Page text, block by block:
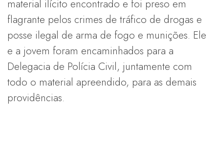
material ilícito encontrado e foi preso em
flagrante pelos crimes de tráfico de drogas e
posse ilegal de arma de fogo e munições. Ele
e a jovem foram encaminhados para a
Delegacia de Polícia Civil, juntamente com
todo o material apreendido, para as demais
providências.